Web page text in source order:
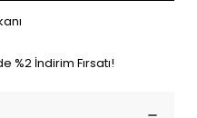
İndirim Fırsatı!